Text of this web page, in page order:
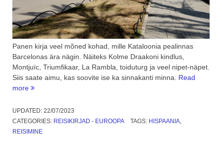
Panen kirja veel mõned kohad, mille Kataloonia pealinnas
Barcelonas ära nägin. Näiteks Kolme Draakoni kindlus,
Montjuïc, Triumfikaar, La Rambla, toiduturg ja veel nipet-näpet.
Siis saate aimu, kas soovite ise ka sinnakanti minna. Read
more “Kataloonia
Barcelona
nurgataguseid
avastamas.
UPDATED: 22/07/2023
CATEGORIES: REISIKIRJAD - EUROOPA TAGS: HISPAANIA,
REISIMINE